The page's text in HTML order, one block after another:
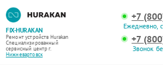
FIX-HURAKAN
Ремонт устройств Hurakan
Специализированный
cервисный центр г.
Нижневартовск
+7
Ежедневно,
+7
Звонок